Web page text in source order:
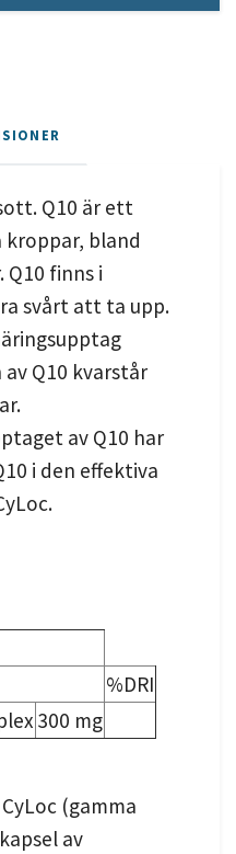
Q10 är ett
kroppar, bland
finns i
svårt att ta upp.
Q10 kvarstår
av Q10 har
i den effektiva
%DRI
300 mg
CyLoc (gamma
av